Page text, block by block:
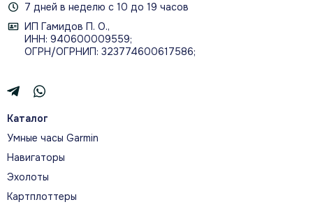
7 дней в неделю с 10 до 19 часов
ИП Гамидов П. О.,
ИНН: 940600009559;
ОГРН/ОГРНИП: 323774600617586;
Каталог
Умные часы Garmin
Навигаторы
Эхолоты
Картплоттеры